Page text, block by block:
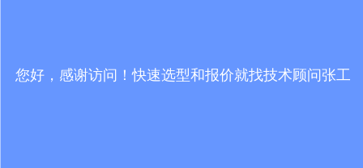
您好，感谢访问！快速选型和报价就找技术顾问张工